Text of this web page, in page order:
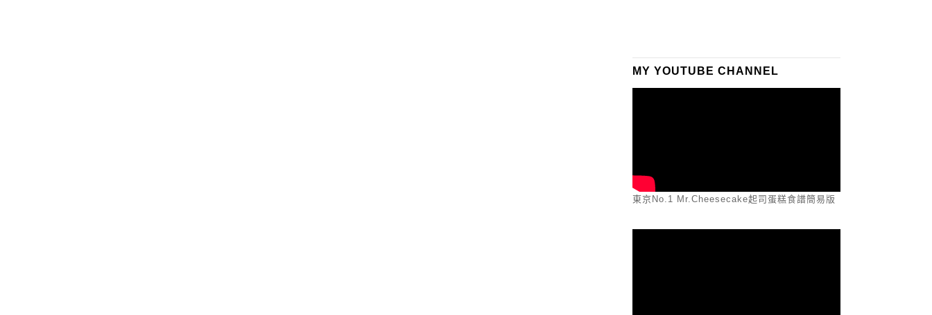
MY YOUTUBE CHANNEL
東京No.1 Mr.Cheesecake起司蛋糕食譜簡易版